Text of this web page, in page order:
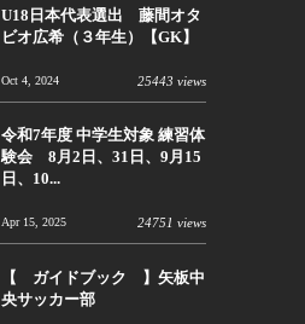
U18日本代表選出 藤間オタ
ビオ広希（３年生）【GK】
Oct 4, 2024 25443 views
令和7年度 中学生対象 練習体
験会 8月2日、31日、9月15
日、10...
Apr 15, 2025 24751 views
【 ガイドブック 】矢板中
央サッカー部